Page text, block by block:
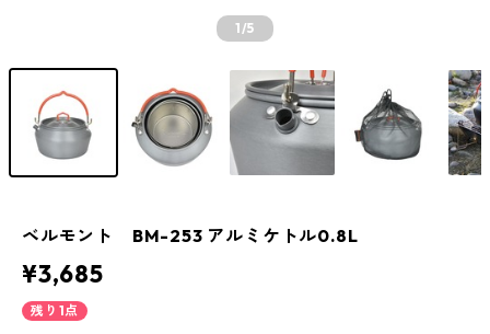
1/5
ベルモント BM-253 アルミケトル0.8L
¥3,685
残り1点